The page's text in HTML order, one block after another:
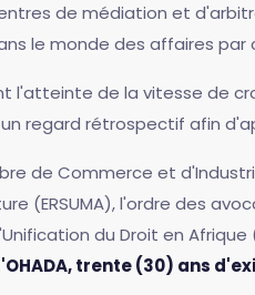
de médiation et
le monde des affaires
l'atteinte de la vitesse de
regard rétrospectif afin
de Commerce et
(ERSUMA), l'ordre des
du Droit en
trente (30) ans